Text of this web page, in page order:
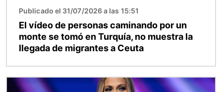
Publicado el 31/07/2026 a las 15:51
El vídeo de personas caminando por un
monte se tomó en Turquía, no muestra la
llegada de migrantes a Ceuta
Imagen